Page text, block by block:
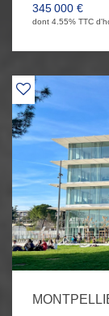
d'une cuisine
buanderie, de
extérieur et
345 000 €
dont 4.55% TTC